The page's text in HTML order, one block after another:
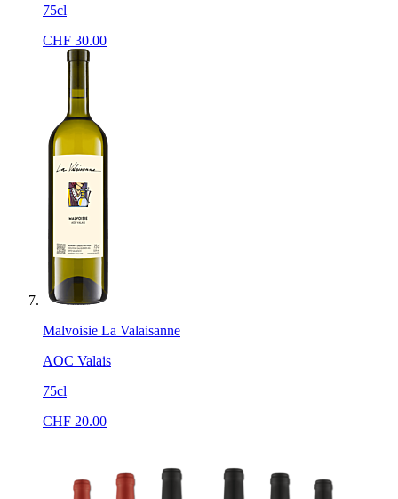
75cl
CHF 30.00
Malvoisie La Valaisanne
AOC Valais
75cl
CHF 20.00